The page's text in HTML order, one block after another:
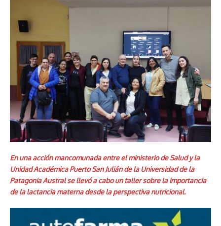
En una acción mancomunada entre el ministerio de Salud y la
Unidad Académica Puerto San Julián de la Universidad de la
Patagonia Austral se llevó a cabo un taller sobre la importancia
de la lactancia materna desde la perspectiva nutricional.